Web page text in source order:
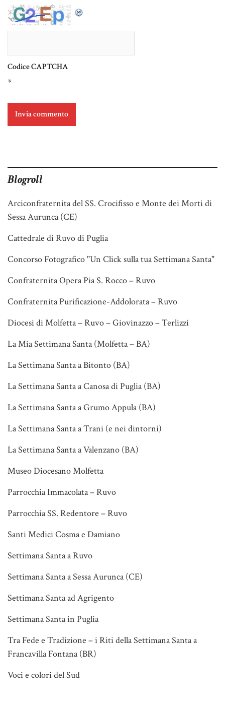
Codice CAPTCHA
*
Blogroll
Arciconfraternita del SS. Crocifisso e Monte dei Morti di
Sessa Aurunca (CE)
Cattedrale di Ruvo di Puglia
Concorso Fotografico "Un Click sulla tua Settimana Santa"
Confraternita Opera Pia S. Rocco – Ruvo
Confraternita Purificazione-Addolorata – Ruvo
Diocesi di Molfetta – Ruvo – Giovinazzo – Terlizzi
La Mia Settimana Santa (Molfetta – BA)
La Settimana Santa a Bitonto (BA)
La Settimana Santa a Canosa di Puglia (BA)
La Settimana Santa a Grumo Appula (BA)
La Settimana Santa a Trani (e nei dintorni)
La Settimana Santa a Valenzano (BA)
Museo Diocesano Molfetta
Parrocchia Immacolata – Ruvo
Parrocchia SS. Redentore – Ruvo
Santi Medici Cosma e Damiano
Settimana Santa a Ruvo
Settimana Santa a Sessa Aurunca (CE)
Settimana Santa ad Agrigento
Settimana Santa in Puglia
Tra Fede e Tradizione – i Riti della Settimana Santa a
Francavilla Fontana (BR)
Voci e colori del Sud